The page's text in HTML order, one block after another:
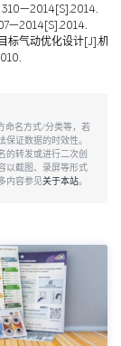
310—2014[S].2014.
标气动优化设计[J].机
命名方式/分类等，若
证数据的时效性。
的转发或进行二次创
以截图、录屏等形式
内容参见关于本站。